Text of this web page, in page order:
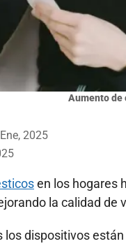
Aumento de
2025
en los hogares
la calidad de
los dispositivos